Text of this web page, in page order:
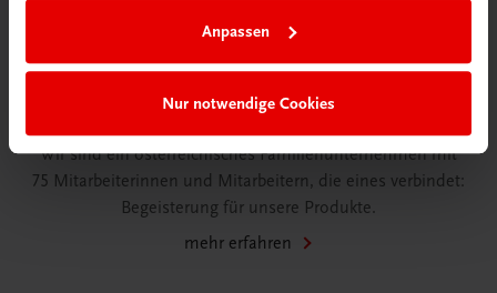
Anpassen
Nur notwendige Cookies
Wir sind ein österreichisches Familienunternehmen mit
75 Mitarbeiterinnen und Mitarbeitern, die eines verbindet:
Begeisterung für unsere Produkte.
mehr erfahren